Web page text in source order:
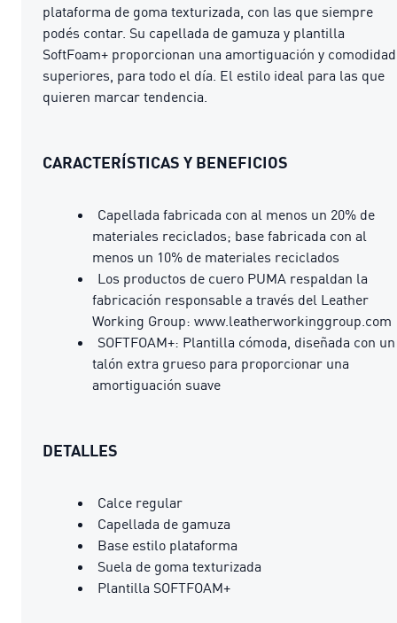
plataforma de goma texturizada, con las que siempre
podés contar. Su capellada de gamuza y plantilla
SoftFoam+ proporcionan una amortiguación y comodidad
superiores, para todo el día. El estilo ideal para las que
quieren marcar tendencia.
CARACTERÍSTICAS Y BENEFICIOS
Capellada fabricada con al menos un 20% de
materiales reciclados; base fabricada con al
menos un 10% de materiales reciclados
Los productos de cuero PUMA respaldan la
fabricación responsable a través del Leather
Working Group: www.leatherworkinggroup.com
SOFTFOAM+: Plantilla cómoda, diseñada con un
talón extra grueso para proporcionar una
amortiguación suave
DETALLES
Calce regular
Capellada de gamuza
Base estilo plataforma
Suela de goma texturizada
Plantilla SOFTFOAM+